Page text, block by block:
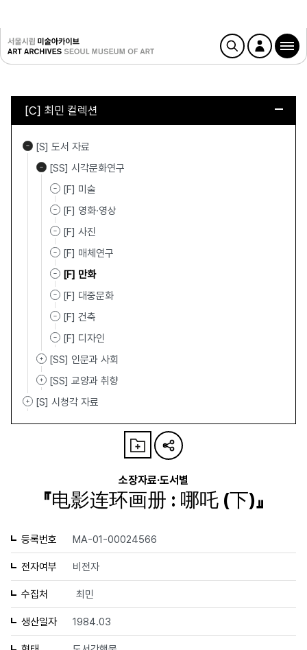
[C] 최민 컬렉션
[S] 도서 자료
[SS] 시각문화연구
[F] 미술
[F] 영화·영상
[F] 사진
[F] 매체연구
[F] 만화
[F] 대중문화
[F] 건축
[F] 디자인
[SS] 인문과 사회
[SS] 교양과 취향
[S] 시청각 자료
소장자료·도서별
『电影连环画册 : 哪吒 (下)』
등록번호 MA-01-00024566
전자여부 비전자
수집처 최민
생산일자 1984.03